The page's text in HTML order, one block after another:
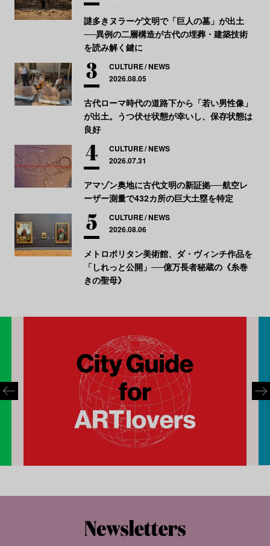
謎多きヌラーゲ文明で「巨人の墓」が出土
──異例の二層構造が古代の埋葬・建築技術
を読み解く鍵に
CULTURE NEWS
2026.08.05
古代ローマ時代の道路下から「若い男性像」
が出土。うつ伏せ状態が幸いし、保存状態は
良好
CULTURE NEWS
2026.07.31
アマゾン奥地に古代文明の新証拠──航空レ
ーザー測量で432カ所の巨大土塁を特定
CULTURE NEWS
2026.08.06
メトロポリタン美術館、ダ・ヴィンチ作品を
「しれっと公開」──億万長者秘蔵の《糸巻
きの聖母》